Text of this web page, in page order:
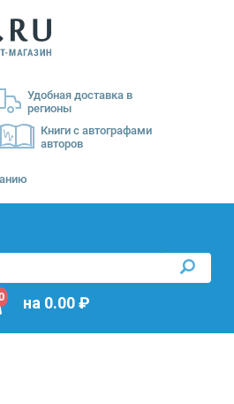
Удобная доставка в
регионы
Книги с автографами
авторов
на 0.00₽